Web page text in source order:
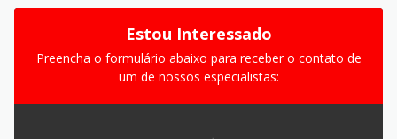
Estou Interessado
Preencha o formulário abaixo para receber o contato de
um de nossos especialistas: